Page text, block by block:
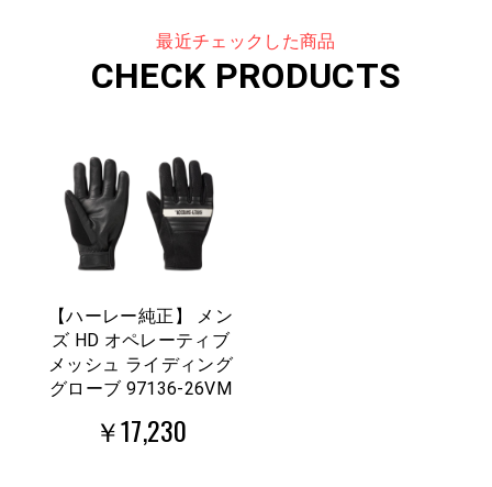
最近チェックした商品
CHECK PRODUCTS
【ハーレー純正】 メン
ズ HD オペレーティブ
メッシュ ライディング
グローブ 97136-26VM
￥17,230